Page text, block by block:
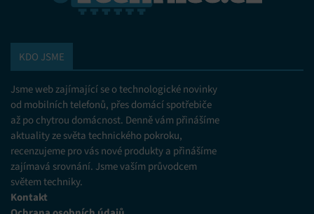
údajů, Propojení různých zařízení, Identifikace
zařízení na základě automaticky přenášených
Zajištění bezpečnosti, předcházení a zjišťování
podvodů a odstraňování chyb, Poskytování a
zobrazování reklamy a obsahu, Ukládání a sdělování
voleb ochrany osobních údajů.
KDO JSME
Jsme web zajímající se o technologické novinky
od mobilních telefonů, přes domácí spotřebiče
až po chytrou domácnost. Denně vám přinášíme
aktuality ze světa technického pokroku,
recenzujeme pro vás nové produkty a přinášíme
zajímavá srovnání. Jsme vaším průvodcem
světem techniky.
Kontakt